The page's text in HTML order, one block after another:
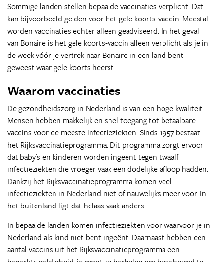
Sommige landen stellen bepaalde vaccinaties verplicht. Dat
kan bijvoorbeeld gelden voor het gele koorts-vaccin. Meestal
worden vaccinaties echter alleen geadviseerd. In het geval
van Bonaire is het gele koorts-vaccin alleen verplicht als je in
de week vóór je vertrek naar Bonaire in een land bent
geweest waar gele koorts heerst.
Waarom vaccinaties
De gezondheidszorg in Nederland is van een hoge kwaliteit.
Mensen hebben makkelijk en snel toegang tot betaalbare
vaccins voor de meeste infectieziekten. Sinds 1957 bestaat
het Rijksvaccinatieprogramma. Dit programma zorgt ervoor
dat baby's en kinderen worden ingeënt tegen twaalf
infectieziekten die vroeger vaak een dodelijke afloop hadden.
Dankzij het Rijksvaccinatieprogramma komen veel
infectieziekten in Nederland niet of nauwelijks meer voor. In
het buitenland ligt dat helaas vaak anders.
In bepaalde landen komen infectieziekten voor waarvoor je in
Nederland als kind niet bent ingeënt. Daarnaast hebben een
aantal vaccins uit het Rijksvaccinatieprogramma een